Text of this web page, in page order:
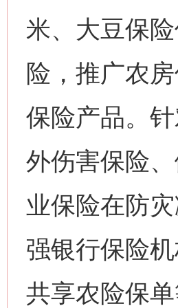
米、大豆保
险，推广农
保险产品。
外伤害保险
业保险在防
强银行保险
共享农险保